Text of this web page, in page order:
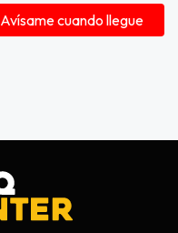
Avísame cuando llegue